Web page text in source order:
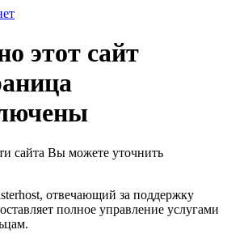
этот сайт
сайта Вы можете уточнить
отвечающий за поддержку
полное управление услугами